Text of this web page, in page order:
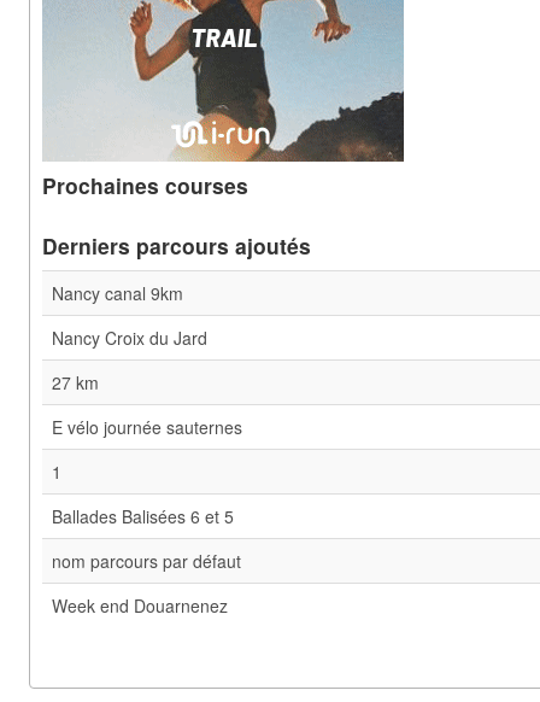
Prochaines courses
Derniers parcours ajoutés
Nancy canal 9km
Nancy Croix du Jard
27 km
E vélo journée sauternes
1
Ballades Balisées 6 et 5
nom parcours par défaut
Week end Douarnenez